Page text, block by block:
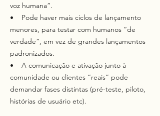
voz humana”.
• Pode haver mais ciclos de lançamento
menores, para testar com humanos “de
verdade”, em vez de grandes lançamentos
padronizados.
• A comunicação e ativação junto à
comunidade ou clientes “reais” pode
demandar fases distintas (pré-teste, piloto,
histórias de usuário etc).